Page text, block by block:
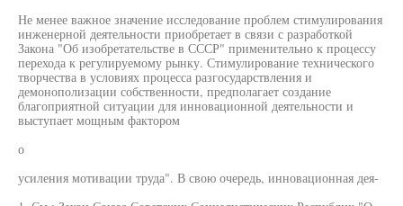
Не менее важное значение исследование проблем стимулирования
инженерной деятельности приобретает в связи с разработкой
Закона "Об изобретательстве в СССР" применительно к процессу
перехода к регулируемому рынку. Стимулирование технического
творчества в условиях процесса разгосударствления и
демонополизации собственности, предполагает создание
благоприятной ситуации для инновационной деятельности и
выступает мощным фактором
о
усиления мотивации труда". В свою очередь, инновационная дея-